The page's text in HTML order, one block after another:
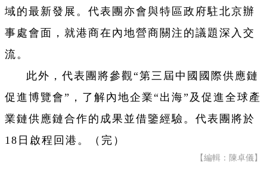
域的最新發展。代表團亦會與特區政府駐北京辦
事處會面，就港商在內地營商關注的議題深入交
流。
此外，代表團將參觀“第三屆中國國際供應鏈
促進博覽會”，了解內地企業“出海”及促進全球產
業鏈供應鏈合作的成果並借鑒經驗。代表團將於
18日啟程回港。（完）
【編輯：陳卓儀】